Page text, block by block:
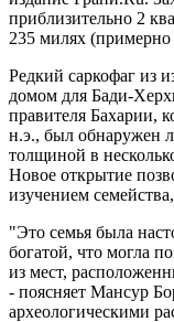
приблизительно 2
235 милях
Редкий саркофаг из
домом для Бади-
правителя Бахарии,
н.э., был обнаружен
толщиной в
Новое открытие
изучением
"Это семья была
богатой, что могла
из мест,
- поясняет Мансур
археологическими